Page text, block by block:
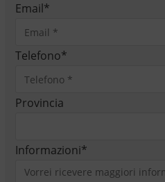
Email*
Telefono*
Provincia
Informazioni*